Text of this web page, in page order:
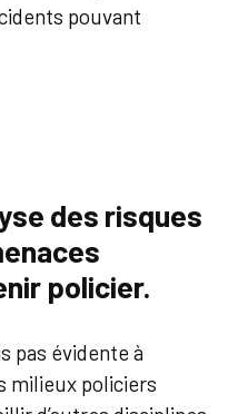
pouvant
des risques
policier.
pas évidente à
milieux policiers